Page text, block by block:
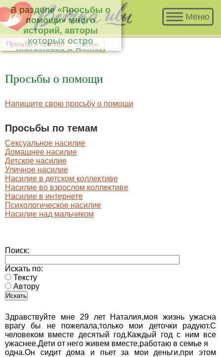
В разделе «Просьбы о помощи» много
историй, авторы которых остро нуждаются
в Вашем участии и совете.
Меню
Просьбы о помощи
Напишите свою просьбу о помощи
Просьбы по темам
Сексуальное насилие
Домашнее насилие
Детское насилие
Уличное насилие
Насилие в детском коллективе
Насилие во взрослом коллективе
Насилие в интернете
Психологическое насилие
Насилие над мальчиком
Поиск:
Искать по:
Тексту
Автору
Здравствуйте мне 29 лет Наталия,моя жизнь ужасна
врагу бы не пожелала,только мои деточки радуют.С
человеком вместе десятый год.Каждый год с ним все
ужаснее.Дети от него живем вместе,работаю в семье я
одна.Он сидит дома и пьет за мои деньги,при этом